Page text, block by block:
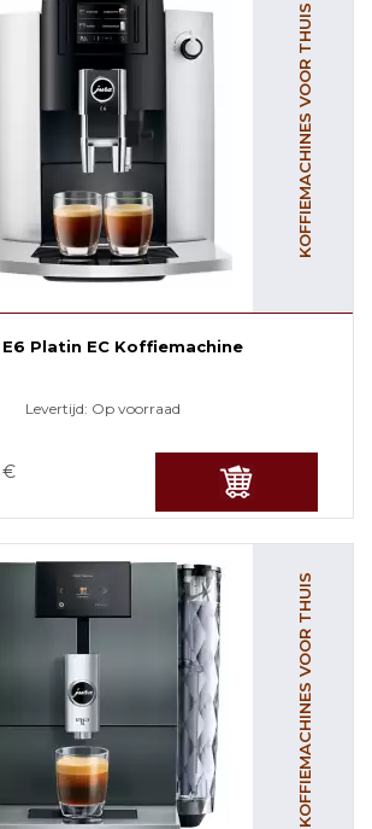
KOFFIEMACHINES VOOR THUIS
E6 Platin EC Koffiemachine
Levertijd: Op voorraad
€
KOFFIEMACHINES VOOR THUIS